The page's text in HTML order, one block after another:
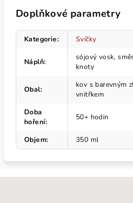
Doplňkové parametry
Kategorie: Svíčky
Náplň:
sójový vosk,
knoty
Obal:
kov s barevným
vnitřkem
Doba
hoření:
50+ hodin
Objem: 350 ml